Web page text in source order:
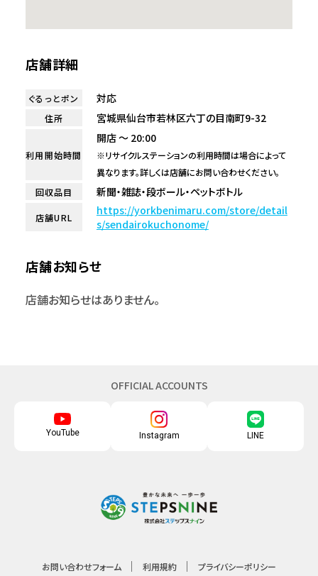
店舗詳細
ぐるっとポン 対応
住所 宮城県仙台市若林区六丁の目南町9-32
利用開始時間
開店 ～ 20:00
※リサイクルステーションの利用時間は場合によって
異なります。詳しくは店舗にお問い合わせください。
回収品目
新聞・雑誌・段ボール・ペットボトル
店舗URL
https://yorkbenimaru.com/store/detail
s/sendairokuchonome/
店舗お知らせ
店舗お知らせはありません。
OFFICIAL ACCOUNTS
YouTube Instagram LINE
お問い合わせフォーム 利用規約 プライバシーポリシー